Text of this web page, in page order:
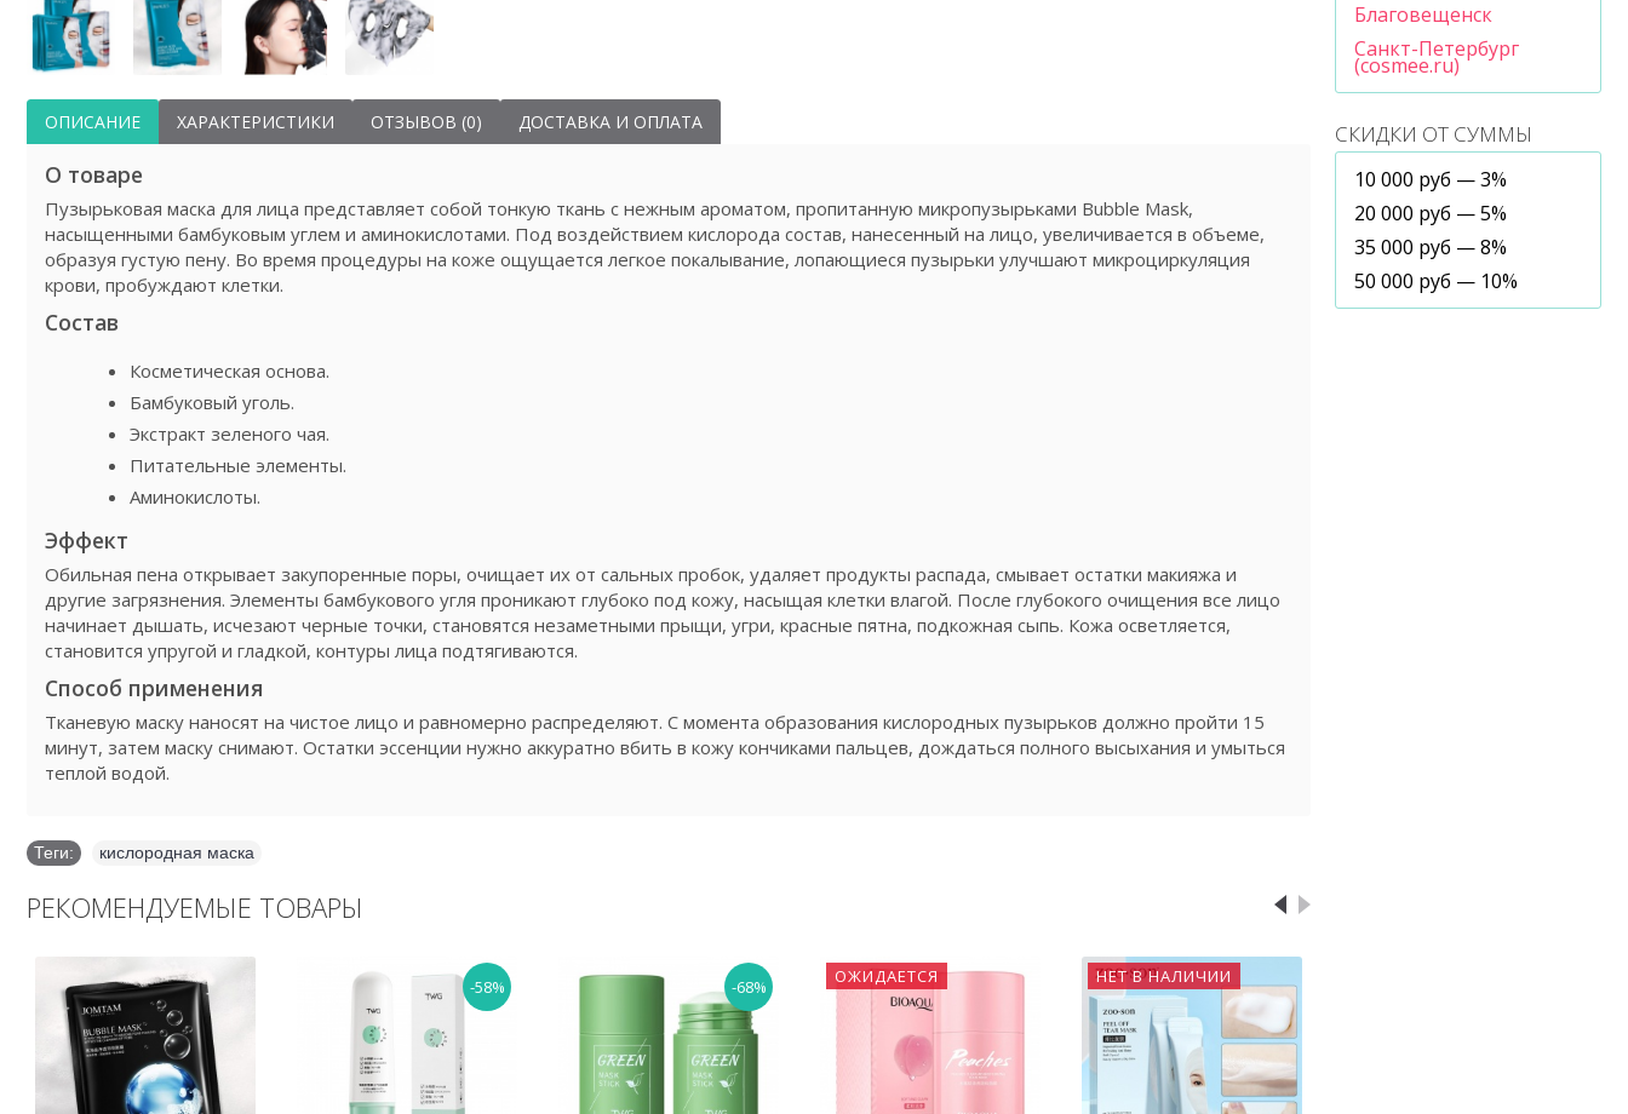
Благовещенск
Санкт-Петербург
(cosmee.ru)
СКИДКИ ОТ СУММЫ
10 000 руб — 3%
20 000 руб — 5%
35 000 руб — 8%
50 000 руб — 10%
ОПИСАНИЕ ХАРАКТЕРИСТИКИ ОТЗЫВОВ (0) ДОСТАВКА И ОПЛАТА
О товаре
Пузырьковая маска для лица представляет собой тонкую ткань с нежным ароматом, пропитанную микропузырьками Bubble Mask,
насыщенными бамбуковым углем и аминокислотами. Под воздействием кислорода состав, нанесенный на лицо, увеличивается в объеме,
образуя густую пену. Во время процедуры на коже ощущается легкое покалывание, лопающиеся пузырьки улучшают микроциркуляция
крови, пробуждают клетки.
Состав
Косметическая основа.
Бамбуковый уголь.
Экстракт зеленого чая.
Питательные элементы.
Аминокислоты.
Эффект
Обильная пена открывает закупоренные поры, очищает их от сальных пробок, удаляет продукты распада, смывает остатки макияжа и
другие загрязнения. Элементы бамбукового угля проникают глубоко под кожу, насыщая клетки влагой. После глубокого очищения все лицо
начинает дышать, исчезают черные точки, становятся незаметными прыщи, угри, красные пятна, подкожная сыпь. Кожа осветляется,
становится упругой и гладкой, контуры лица подтягиваются.
Способ применения
Тканевую маску наносят на чистое лицо и равномерно распределяют. С момента образования кислородных пузырьков должно пройти 15
минут, затем маску снимают. Остатки эссенции нужно аккуратно вбить в кожу кончиками пальцев, дождаться полного высыхания и умыться
теплой водой.
Теги: кислородная маска
РЕКОМЕНДУЕМЫЕ ТОВАРЫ
-58% -68% ОЖИДАЕТСЯ НЕТ В НАЛИЧИИ